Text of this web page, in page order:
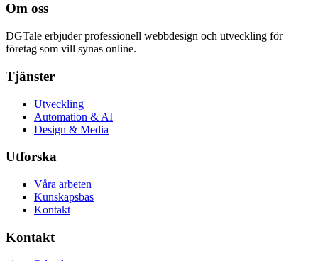
Om oss
DGTale erbjuder professionell webbdesign och utveckling för
företag som vill synas online.
Tjänster
Utveckling
Automation & AI
Design & Media
Utforska
Våra arbeten
Kunskapsbas
Kontakt
Kontakt